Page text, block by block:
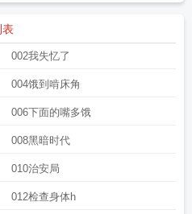
002我失忆了
004饿到啃床角
006下面的嘴多饿
008黑暗时代
010治安局
012检查身体h